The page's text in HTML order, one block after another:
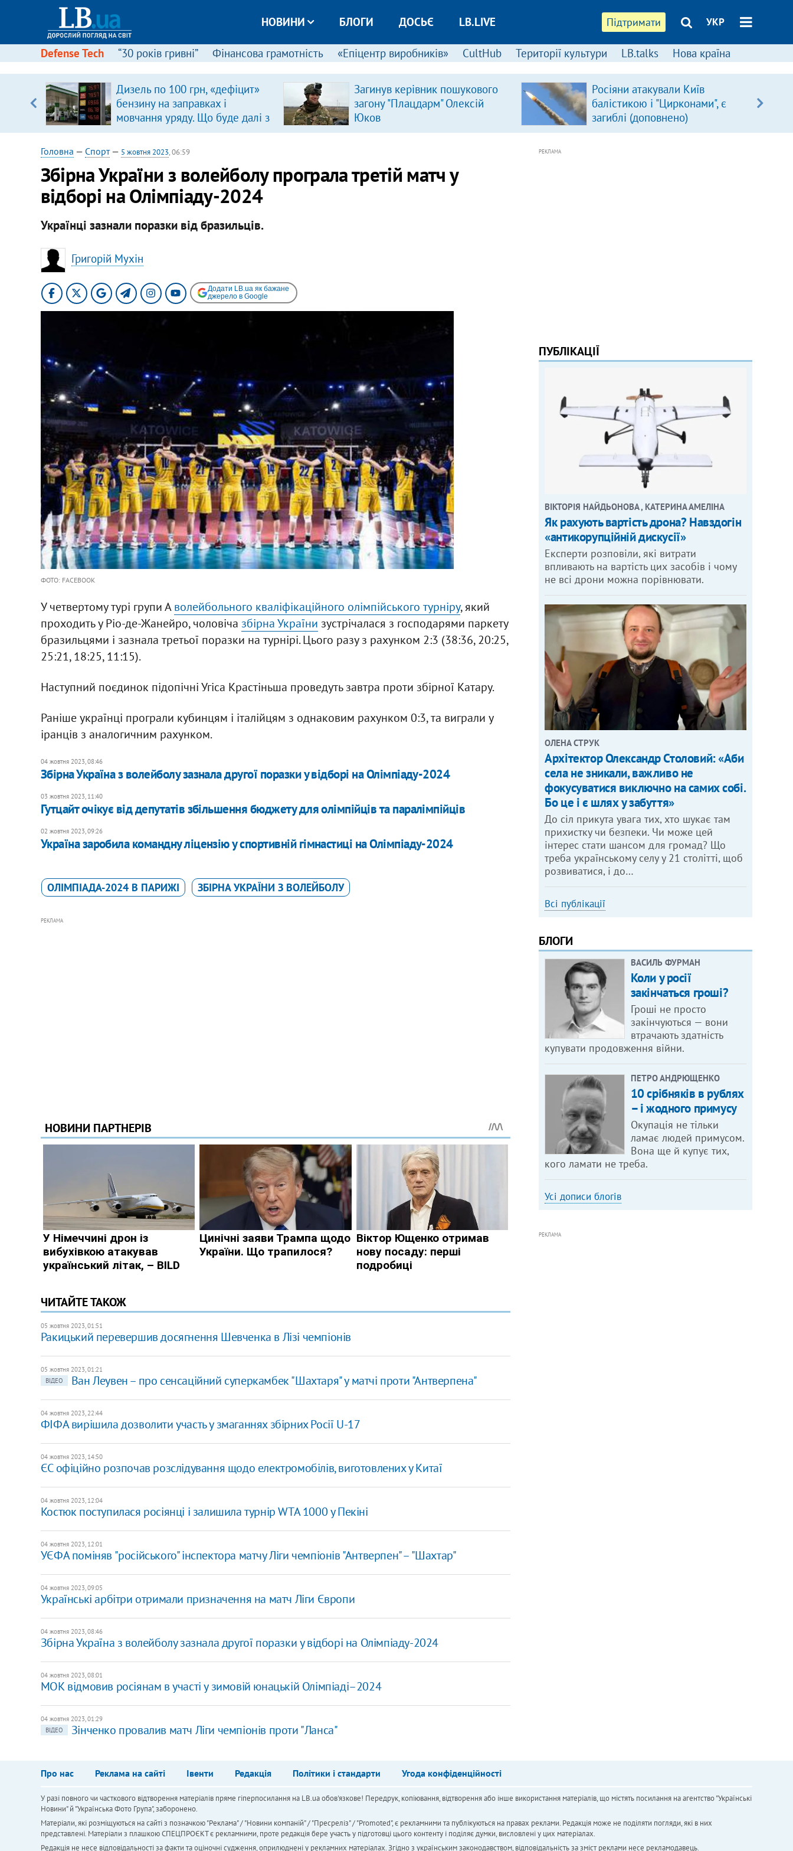
Підтримати УКР
НОВИНИ БЛОГИ ДОСЬЄ LB.LIVE
Defense Tech “30 років гривні” Фінансова грамотність «Епіцентр виробників» CultHub Території культури LB.talks Нова країна
Дизель по 100 грн, «дефіцит»
бензину на заправках і
мовчання уряду. Що буде далі з
цінами на пальне?
Загинув керівник пошукового
загону "Плацдарм" Олексій
Юков
Росіяни атакували Київ
балістикою і "Цирконами", є
загиблі (доповнено)
Головна — Спорт— 5 жовтня 2023, 06:59
Збірна України з волейболу програла третій матч у
відборі на Олімпіаду-2024
Українці зазнали поразки від бразильців.
Григорій Мухін
Додати LB.ua як бажане
джерело в Google
ФОТО: FACEBOOK
У четвертому турі групи Аволейбольного кваліфікаційного олімпійського турніру, який
проходить у Ріо-де-Жанейро, чоловіча збірна України зустрічалася з господарями паркету
бразильцями і зазнала третьої поразки на турнірі. Цього разу з рахунком 2:3 (38:36, 20:25,
25:21, 18:25, 11:15).
Наступний поєдинок підопічні Угіса Крастіньша проведуть завтра проти збірної Катару.
Раніше українці програли кубинцям і італійцям з однаковим рахунком 0:3, та виграли у
іранців з аналогичним рахунком.
04 жовтня 2023, 08:46
Збірна Україна з волейболу зазнала другої поразки у відборі на Олімпіаду-2024
03 жовтня 2023, 11:40
Гутцайт очікує від депутатів збільшення бюджету для олімпійців та паралімпійців
02 жовтня 2023, 09:26
Україна заробила командну ліцензію у спортивній гімнастиці на Олімпіаду-2024
ОЛІМПІАДА-2024 В ПАРИЖІ ЗБІРНА УКРАЇНИ З ВОЛЕЙБОЛУ
РЕКЛАМА
ЧИТАЙТЕ ТАКОЖ
05 жовтня 2023, 01:51
Ракицький перевершив досягнення Шевченка в Лізі чемпіонів
05 жовтня 2023, 01:21
ВІДЕО
Ван Леувен – про сенсаційний суперкамбек "Шахтаря" у матчі проти "Антверпена"
04 жовтня 2023, 22:44
ФІФА вирішила дозволити участь у змаганнях збірних Росії U-17
04 жовтня 2023, 14:50
ЄС офіційно розпочав розслідування щодо електромобілів, виготовлених у Китаї
04 жовтня 2023, 12:04
Костюк поступилася росіянці і залишила турнір WTA 1000 у Пекіні
04 жовтня 2023, 12:01
УЄФА поміняв "російського" інспектора матчу Ліги чемпіонів "Антверпен" – "Шахтар"
04 жовтня 2023, 09:05
Українські арбітри отримали призначення на матч Ліги Європи
04 жовтня 2023, 08:46
Збірна Україна з волейболу зазнала другої поразки у відборі на Олімпіаду-2024
04 жовтня 2023, 08:01
МОК відмовив росіянам в участі у зимовій юнацькій Олімпіаді–2024
04 жовтня 2023, 01:29
ВІДЕО
Зінченко провалив матч Ліги чемпіонів проти "Ланса"
РЕКЛАМА
ПУБЛІКАЦІЇ
ВІКТОРІЯ НАЙДЬОНОВА , КАТЕРИНА АМЕЛІНА
Як рахують вартість дрона? Навздогін
«антикорупційній дискусії»
Експерти розповіли, які витрати
впливають на вартість цих засобів і чому
не всі дрони можна порівнювати.
ОЛЕНА СТРУК
Архітектор Олександр Столовий: «Аби
села не зникали, важливо не
фокусуватися виключно на самих собі.
Бо це і є шлях у забуття»
До сіл прикута увага тих, хто шукає там
прихистку чи безпеки. Чи може цей
інтерес стати шансом для громад? Що
треба українському селу у 21 столітті, щоб
розвиватися, і до…
Всі публікації
БЛОГИ
ВАСИЛЬ ФУРМАН
Коли у росії
закінчаться гроші?
Гроші не просто
закінчуються — вони
втрачають здатність
купувати продовження війни.
ПЕТРО АНДРЮЩЕНКО
10 срібняків в рублях
– і жодного примусу
Окупація не тільки
ламає людей примусом.
Вона ще й купує тих,
кого ламати не треба.
Усі дописи блогів
РЕКЛАМА
Про нас Реклама на сайті Івенти Редакція Політики і стандарти Угода конфіденційності
У разі повного чи часткового відтворення матеріалів пряме гіперпосилання на LB.ua обов'язкове! Передрук, копіювання, відтворення або інше використання матеріалів, що містять посилання на агентство "Українськi
Новини" й "Українська Фото Група", заборонено.
Матеріали, які розміщуються на сайті з позначкою "Реклама" / "Новини компаній" / "Пресреліз" / "Promoted", є рекламними та публікуються на правах реклами. Редакція може не поділяти погляди, які в них
представлені. Матеріали з плашкою СПЕЦПРОЄКТ є рекламними, проте редакція бере участь у підготовці цього контенту і поділяє думки, висловлені у цих матеріалах.
Редакція не несе відповідальності за факти та оціночні судження, оприлюднені у рекламних матеріалах. Згідно з українським законодавством, відповідальність за зміст реклами несе рекламодавець.